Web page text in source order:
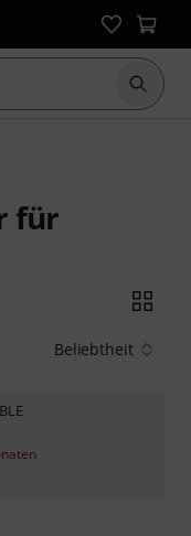
Suche
für
Beliebtheit